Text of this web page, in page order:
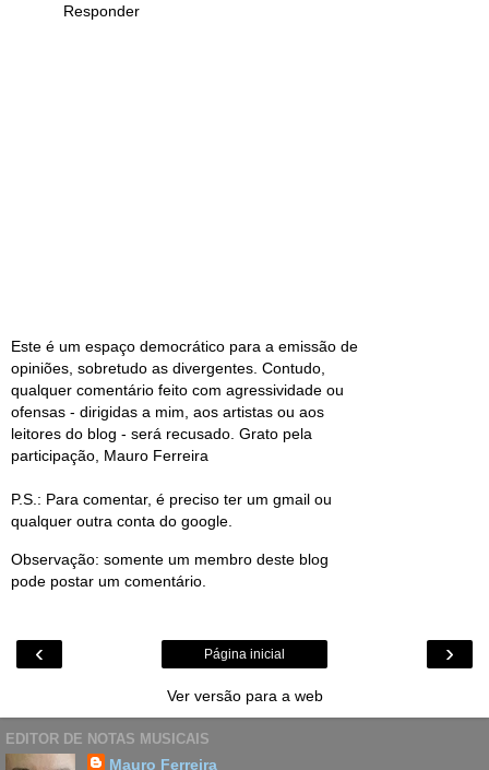
Responder
Este é um espaço democrático para a emissão de
opiniões, sobretudo as divergentes. Contudo,
qualquer comentário feito com agressividade ou
ofensas - dirigidas a mim, aos artistas ou aos
leitores do blog - será recusado. Grato pela
participação, Mauro Ferreira
P.S.: Para comentar, é preciso ter um gmail ou
qualquer outra conta do google.
Observação: somente um membro deste blog
pode postar um comentário.
‹ ›
Página inicial
Ver versão para a web
EDITOR DE NOTAS MUSICAIS
Mauro Ferreira